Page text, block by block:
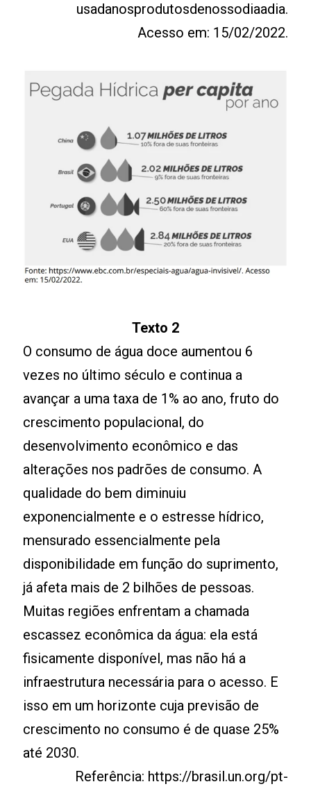
usada­nos­produtosde­nosso­dia­a­dia.
Acesso em: 15/02/2022.
Texto 2
O consumo de água doce aumentou 6
vezes no último século e continua a
avançar a uma taxa de 1% ao ano, fruto do
crescimento populacional, do
desenvolvimento econômico e das
alterações nos padrões de consumo. A
qualidade do bem diminuiu
exponencialmente e o estresse hídrico,
mensurado essencialmente pela
disponibilidade em função do suprimento,
já afeta mais de 2 bilhões de pessoas.
Muitas regiões enfrentam a chamada
escassez econômica da água: ela está
fisicamente disponível, mas não há a
infraestrutura necessária para o acesso. E
isso em um horizonte cuja previsão de
crescimento no consumo é de quase 25%
até 2030.
Referência: https://brasil.un.org/pt­